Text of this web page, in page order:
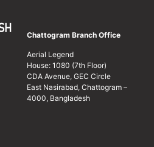
Chattogram Branch Office
Aerial Legend
House: 1080 (7th Floor)
CDA Avenue, GEC Circle
East Nasirabad, Chattogram –
4000, Bangladesh